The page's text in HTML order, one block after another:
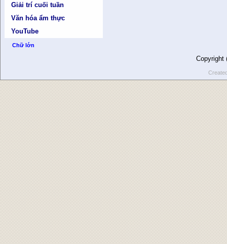
Giải trí cuối tuần
Văn hóa ẩm thực
YouTube
Chữ lớn
Copyright